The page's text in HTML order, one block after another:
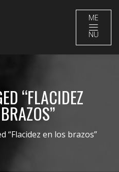
ME
NU
“FLACIDEZ
“Flacidez en los brazos”